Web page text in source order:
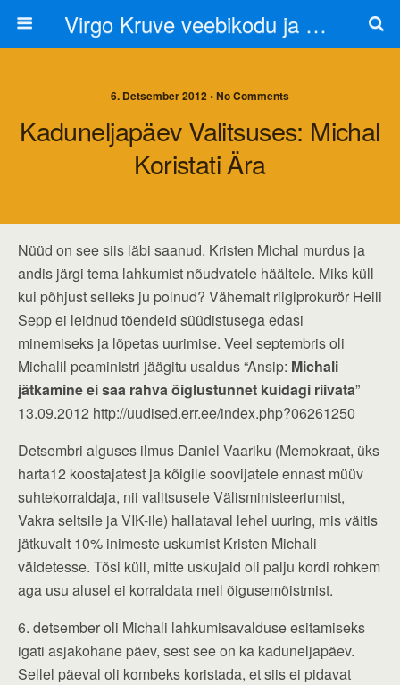
Virgo Kruve veebikodu ja blogi
6. Detsember 2012 • No Comments
Kaduneljapäev Valitsuses: Michal
Koristati Ära
Nüüd on see siis läbi saanud. Kristen Michal murdus ja
andis järgi tema lahkumist nõudvatele häältele. Miks küll
kui põhjust selleks ju polnud? Vähemalt riigiprokurör Heili
Sepp ei leidnud tõendeid süüdistusega edasi
minemiseks ja lõpetas uurimise. Veel septembris oli
Michalil peaministri jäägitu usaldus “Ansip: Michali
jätkamine ei saa rahva õiglustunnet kuidagi riivata”
13.09.2012 http://uudised.err.ee/index.php?06261250
Detsembri alguses ilmus Daniel Vaariku (Memokraat, üks
harta12 koostajatest ja kõigile soovijatele ennast müüv
suhtekorraldaja, nii valitsusele Välisministeeriumist,
Vakra seltsile ja VIK-ile) hallataval lehel uuring, mis väitis
jätkuvalt 10% inimeste uskumist Kristen Michali
väidetesse. Tõsi küll, mitte uskujaid oli palju kordi rohkem
aga usu alusel ei korraldata meil õigusemõistmist.
6. detsember oli Michali lahkumisavalduse esitamiseks
igati asjakohane päev, sest see on ka kaduneljapäev.
Sellel päeval oli kombeks koristada, et siis ei pidavat